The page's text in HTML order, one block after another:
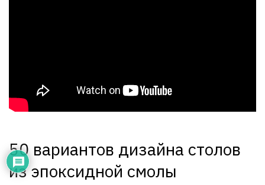
50 вариантов дизайна столов
из эпоксидной смолы